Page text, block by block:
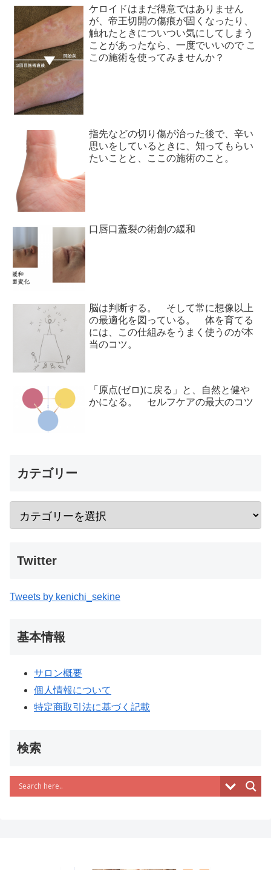
ケロイドはまだ得意ではありません
が、帝王切開の傷痕が固くなったり、
触れたときについつい気にしてしまう
ことがあったなら、一度でいいので こ
この施術を使ってみませんか？
指先などの切り傷が治った後で、辛い
思いをしているときに、知ってもらい
たいことと、ここの施術のこと。
口唇口蓋裂の術創の緩和
脳は判断する。 そして常に想像以上
の最適化を図っている。 体を育てる
には、この仕組みをうまく使うのが本
当のコツ。
「原点(ゼロ)に戻る」と、自然と健や
かになる。 セルフケアの最大のコツ
カテゴリー
Twitter
Tweets by kenichi_sekine
基本情報
サロン概要
個人情報について
特定商取引法に基づく記載
検索